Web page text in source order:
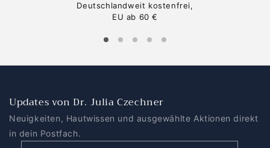
Deutschlandweit kostenfrei,
EU ab 60 €
Updates von Dr. Julia Czechner
Neuigkeiten, Hautwissen und ausgewählte Aktionen direkt
in dein Postfach.